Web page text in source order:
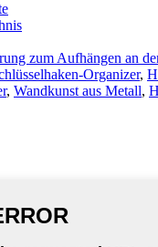
zum Aufhängen an
Organizer,
, Wandkunst aus Metall,